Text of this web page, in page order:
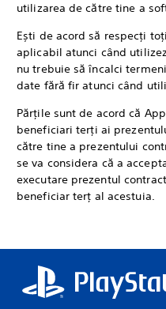
utilizarea de către tine a
Ești de acord să respecți
aplicabil atunci când
nu trebuie să încalci
date fără fir atunci când
Părțile sunt de acord că
beneficiari terți ai
către tine a prezentului
se va considera că a
executare prezentul
beneficiar terț al acestuia.